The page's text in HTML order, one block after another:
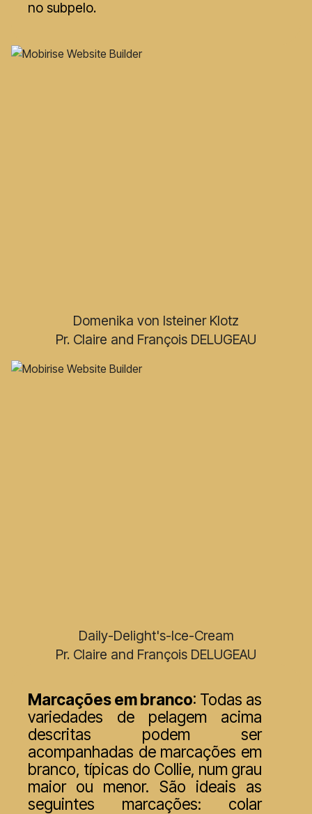
no subpelo.
Domenika von Isteiner Klotz
Pr. Claire and François DELUGEAU
Daily-Delight's-Ice-Cream
Pr. Claire and François DELUGEAU
Marcações em branco: Todas as
variedades de pelagem acima
descritas podem ser
acompanhadas de marcações em
branco, típicas do Collie, num grau
maior ou menor. São ideais as
seguintes marcações: colar